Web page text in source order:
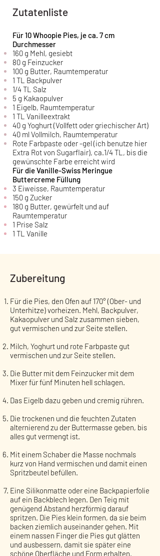
Zutatenliste
Für 10 Whoopie Pies, je ca. 7 cm
Durchmesser
160 g Mehl, gesiebt
80 g Feinzucker
100 g Butter, Raumtemperatur
1 TL Backpulver
1/4 TL Salz
5 g Kakaopulver
1 Eigelb, Raumtemperatur
1 TL Vanilleextrakt
40 g Yoghurt (Vollfett oder griechischer Art)
40 ml Vollmilch, Raumtemperatur
Rote Farbpaste oder -gel (ich benutze hier
Extra Rot von Sugarflair), ca.1/4 TL, bis die
gewünschte Farbe erreicht wird
Für die Vanille-Swiss Meringue
Buttercreme Füllung
3 Eiweisse, Raumtemperatur
150 g Zucker
180 g Butter, gewürfelt und auf
Raumtemperatur
1 Prise Salz
1 TL Vanille
Zubereitung
Für die Pies, den Ofen auf 170° (Ober- und
Unterhitze) vorheizen. Mehl, Backpulver,
Kakaopulver und Salz zusammen sieben,
gut vermischen und zur Seite stellen.
Milch, Yoghurt und rote Farbpaste gut
vermischen und zur Seite stellen.
Die Butter mit dem Feinzucker mit dem
Mixer für fünf Minuten hell schlagen.
Das Eigelb dazu geben und cremig rühren.
Die trockenen und die feuchten Zutaten
alternierend zu der Buttermasse geben, bis
alles gut vermengt ist.
Mit einem Schaber die Masse nochmals
kurz von Hand vermischen und damit einen
Spritzbeutel befüllen.
Eine Silikonmatte oder eine Backpapierfolie
auf ein Backblech legen. Den Teig mit
genügend Abstand herzförmig darauf
spritzen. Die Pies klein formen, da sie beim
backen ziemlich auseinander gehen. Mit
einem nassen Finger die Pies gut glätten
und ausbessern, damit sie später eine
schöne Oberfläche und Form erhalten.